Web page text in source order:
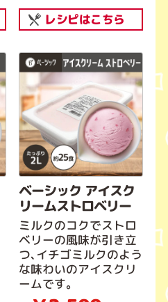
レシピはこちら
ベーシック アイスク
リームストロベリー
ミルクのコクでストロ
ベリーの風味が引き立
つ、イチゴミルクのよう
な味わいのアイスクリ
ームです。